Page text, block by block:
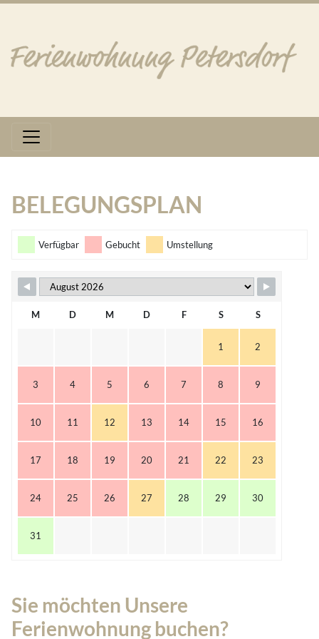
BELEGUNGSPLAN
Verfügbar Gebucht Umstellung
M D M D F S S
1 2
3 4 5 6 7 8 9
10 11 12 13 14 15 16
17 18 19 20 21 22 23
24 25 26 27 28 29 30
31
Sie möchten Unsere
Ferienwohnung buchen?